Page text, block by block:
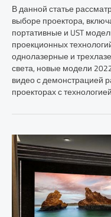
В данной статье
выборе проектора,
портативные и UST
проекционных
однолазерные и
света, новые модели
видео с демонстрацией
проекторах с